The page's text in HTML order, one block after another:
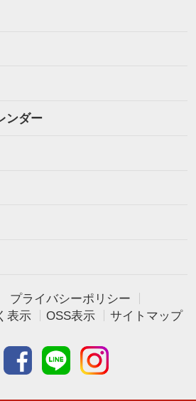
ンダー
プライバシーポリシー
表示
OSS表示 サイトマップ
Facebookline